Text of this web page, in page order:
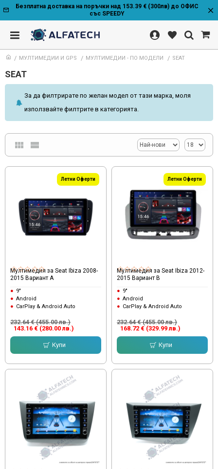
Безплатна доставка на поръчки над 153.39 € (300лв) до ОФИС
със SPEEDY
МУЛТИМЕДИИ И GPS МУЛТИМЕДИИ - ПО МОДЕЛИ SEAT
SEAT
За да филтрирате по желан модел от тази марка, моля
използвайте филтрите в категорията.
Летни Оферти
Мултимедия за Seat Ibiza 2008-
2015 Вариант A
9"
Android
CarPlay & Android Auto
143.16 € (280.00 лв.)
232.64 € (455.00 лв.)
Купи
Летни Оферти
Мултимедия за Seat Ibiza 2012-
2015 Вариант B
9"
Android
CarPlay & Android Auto
168.72 € (329.99 лв.)
232.64 € (455.00 лв.)
Купи